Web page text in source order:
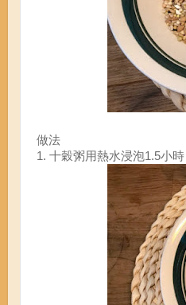
做法
1. 十穀粥用熱水浸泡1.5小時